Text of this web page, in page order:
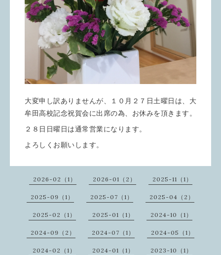
大変申し訳ありませんが、１０月２７日土曜日は、大
牟田高校記念祝賀会に出席の為、お休みを頂きます。
２８日日曜日は通常営業になります。
よろしくお願いします。
2026-02（1） 2026-01（2） 2025-11（1）
2025-09（1） 2025-07（1） 2025-04（2）
2025-02（1） 2025-01（1） 2024-10（1）
2024-09（2） 2024-07（1） 2024-05（1）
2024-02（1） 2024-01（1） 2023-10（1）